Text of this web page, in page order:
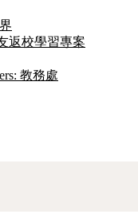
返校學習專案
教務處